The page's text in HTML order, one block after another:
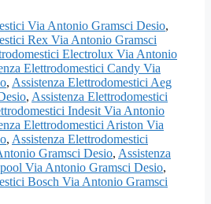
Via Antonio Gramsci Desio,
Rex Via Antonio Gramsci
Electrolux Via Antonio
Elettrodomestici Candy Via
, Assistenza Elettrodomestici Aeg
, Assistenza Elettrodomestici
Indesit Via Antonio
Elettrodomestici Ariston Via
, Assistenza Elettrodomestici
Gramsci Desio, Assistenza
Via Antonio Gramsci Desio,
Bosch Via Antonio Gramsci